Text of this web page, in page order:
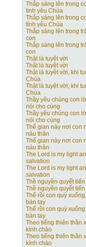
Thắp sáng lên trong
tình yêu Chúa
Thắp sáng lên trong
tình yêu Chúa
Thắp sáng lên trong
con
Thắp sáng lên trong
con
Thật là tuyệt vời
Thật là tuyệt vời
Thật là tuyệt vời, khi
Chúa
Thật là tuyệt vời, khi
Chúa
Thầy yêu chúng con
nói cho cùng
Thầy yêu chúng con
nói cho cùng
Thế gian này nơi con
náu thân
Thế gian này nơi con
náu thân
The Lord is my light
salvation
The Lord is my light
salvation
Thề nguyền quyết
Thề nguyền quyết
Thế rồi con quỳ
bàn tay
Thế rồi con quỳ
bàn tay
Theo tiếng thiên thần
kính chào
Theo tiếng thiên thần
kính chào